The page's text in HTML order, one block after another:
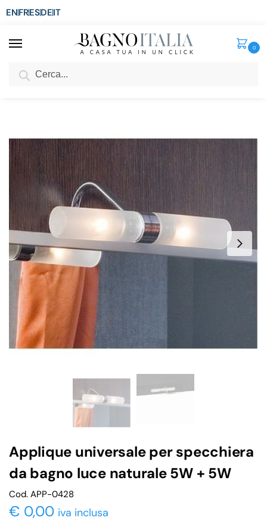
ENFRESDEIT
0
SCONTO del 3%
Applique universale per specchiera
da bagno luce naturale 5W + 5W
Cod. APP-0428
€ 0,00 iva inclusa